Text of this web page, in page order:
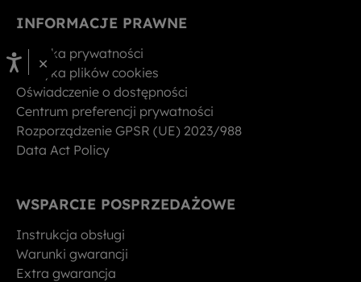
INFORMACJE PRAWNE
Polityka prywatności
Polityka plików cookies
Oświadczenie o dostępności
Centrum preferencji prywatności
Rozporządzenie GPSR (UE) 2023/988
Data Act Policy
WSPARCIE POSPRZEDAŻOWE
Instrukcja obsługi
Warunki gwarancji
Extra gwarancja
×